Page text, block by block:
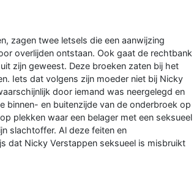
zagen twee letsels die een aanwijzing
overlijden ontstaan. Ook gaat de rechtbank
zijn geweest. Deze broeken zaten bij het
Iets dat volgens zijn moeder niet bij Nicky
door iemand was neergelegd en
binnen- en buitenzijde van de onderbroek op
plekken waar een belager met een seksueel
slachtoffer. Al deze feiten en
dat Nicky Verstappen seksueel is misbruikt